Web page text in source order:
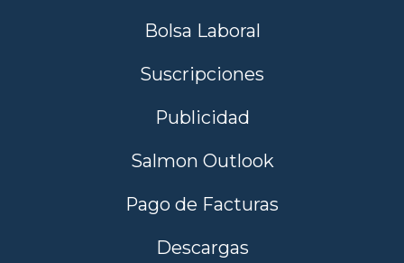
Bolsa Laboral
Suscripciones
Publicidad
Salmon Outlook
Pago de Facturas
Descargas